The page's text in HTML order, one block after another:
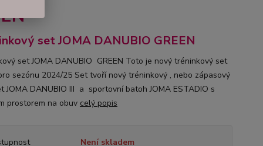
set JOMA DANUBIO GREEN
set JOMA DANUBIO GREEN Toto je nový tréninkový set
sezónu 2024/25 Set tvoří nový tréninkový , nebo zápasový
JOMA DANUBIO III a sportovní batoh JOMA ESTADIO s
prostorem na obuv celý popis
Není skladem